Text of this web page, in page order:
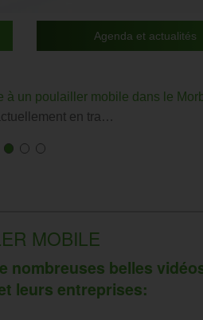
Agenda et actualités
à un poulailler mobile dans le
en tra…
First
Current
First
Current
First
Current
MOBILE
nombreuses belles
leurs entreprises: